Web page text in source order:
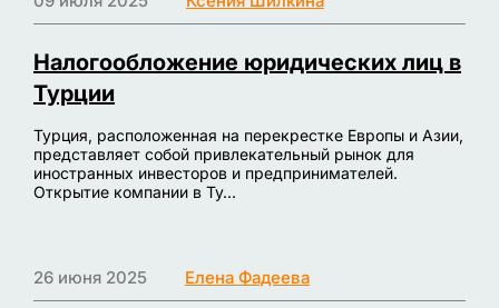
Налогообложение юридических лиц в
Турции
Турция, расположенная на перекрестке Европы и Азии,
представляет собой привлекательный рынок для
иностранных инвесторов и предпринимателей.
Открытие компании в Ту...
26 июня 2025 Елена Фадеева